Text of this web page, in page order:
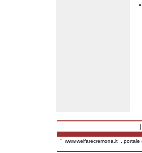
•
" www.welfarecremona.it, portale